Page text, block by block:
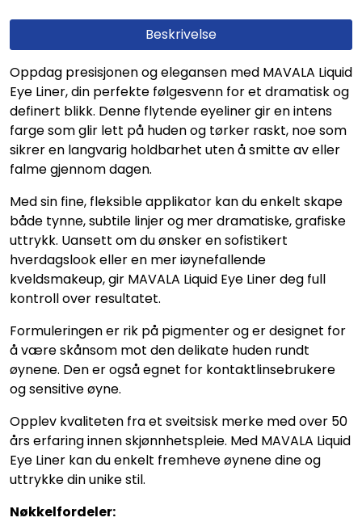
Beskrivelse
Oppdag presisjonen og elegansen med MAVALA Liquid
Eye Liner, din perfekte følgesvenn for et dramatisk og
definert blikk. Denne flytende eyeliner gir en intens
farge som glir lett på huden og tørker raskt, noe som
sikrer en langvarig holdbarhet uten å smitte av eller
falme gjennom dagen.
Med sin fine, fleksible applikator kan du enkelt skape
både tynne, subtile linjer og mer dramatiske, grafiske
uttrykk. Uansett om du ønsker en sofistikert
hverdagslook eller en mer iøynefallende
kveldsmakeup, gir MAVALA Liquid Eye Liner deg full
kontroll over resultatet.
Formuleringen er rik på pigmenter og er designet for
å være skånsom mot den delikate huden rundt
øynene. Den er også egnet for kontaktlinsebrukere
og sensitive øyne.
Opplev kvaliteten fra et sveitsisk merke med over 50
års erfaring innen skjønnhetspleie. Med MAVALA Liquid
Eye Liner kan du enkelt fremheve øynene dine og
uttrykke din unike stil.
Nøkkelfordeler: